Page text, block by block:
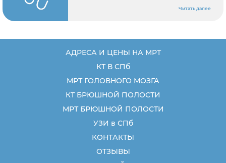
Читать далее
АДРЕСА И ЦЕНЫ НА МРТ
КТ В СПб
МРТ ГОЛОВНОГО МОЗГА
КТ БРЮШНОЙ ПОЛОСТИ
МРТ БРЮШНОЙ ПОЛОСТИ
УЗИ в СПб
КОНТАКТЫ
ОТЗЫВЫ